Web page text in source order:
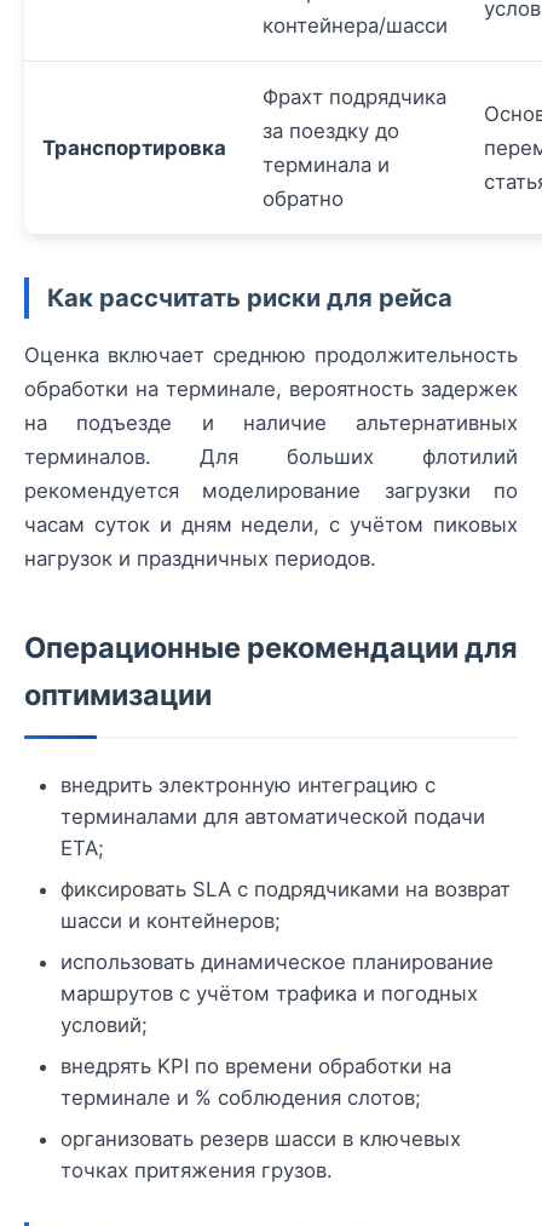
контейнера/шасси
Транспортировка
Фрахт подрядчика
за поездку до
терминала и
обратно
Как рассчитать риски для рейса
Оценка включает среднюю продолжительность
обработки на терминале, вероятность задержек
на подъезде и наличие альтернативных
терминалов. Для больших флотилий
рекомендуется моделирование загрузки по
часам суток и дням недели, с учётом пиковых
нагрузок и праздничных периодов.
Операционные рекомендации для
оптимизации
внедрить электронную интеграцию с
терминалами для автоматической подачи
ETA;
фиксировать SLA с подрядчиками на возврат
шасси и контейнеров;
использовать динамическое планирование
маршрутов с учётом трафика и погодных
условий;
внедрять KPI по времени обработки на
терминале и % соблюдения слотов;
организовать резерв шасси в ключевых
точках притяжения грузов.